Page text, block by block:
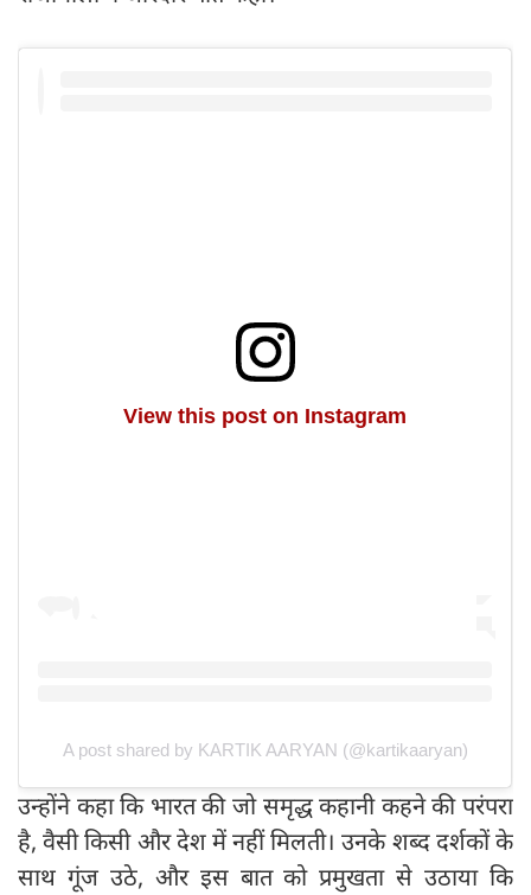
View this post on Instagram
A post shared by KARTIK AARYAN (@kartikaaryan)
उन्होंने कहा कि भारत की जो समृद्ध कहानी कहने की परंपरा
है, वैसी किसी और देश में नहीं मिलती। उनके शब्द दर्शकों के
साथ गूंज उठे, और इस बात को प्रमुखता से उठाया कि